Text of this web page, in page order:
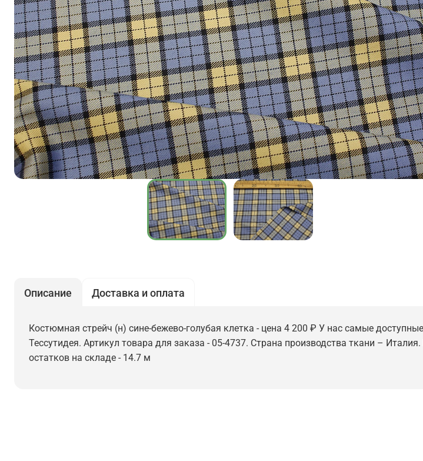
Описание Доставка и оплата
Костюмная стрейч (н) сине-бежево-голубая клетка - цена 4 200 ₽ У нас самые
Тессутидея. Артикул товара для заказа - 05-4737. Страна производства ткани –
остатков на складе - 14.7 м